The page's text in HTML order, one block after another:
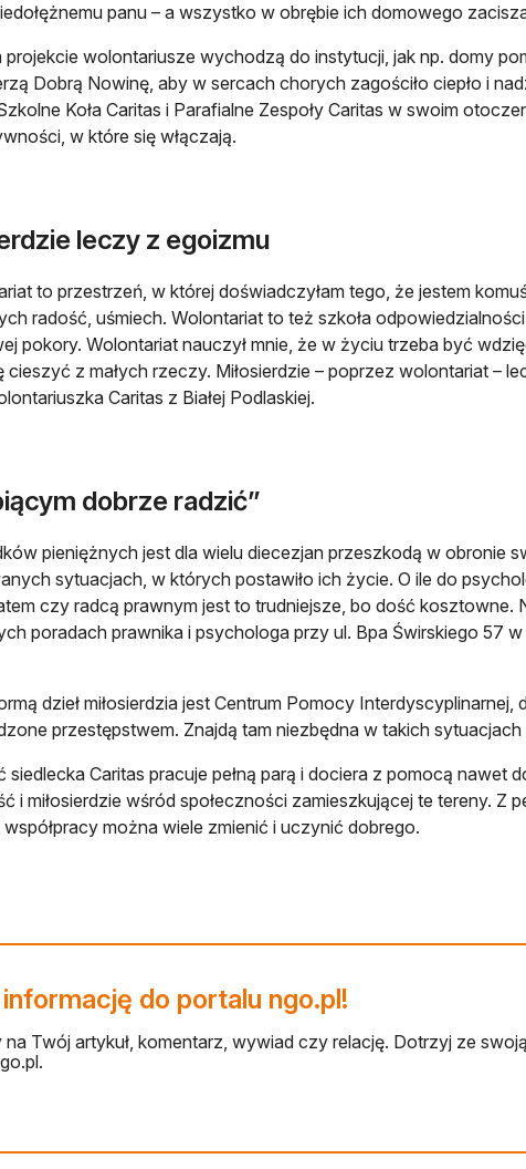
panu – a wszystko w obrębie ich domowego
projekcie wolontariusze wychodzą do instytucji, jak np. domy
Dobrą Nowinę, aby w sercach chorych zagościło ciepło i
Koła Caritas i Parafialne Zespoły Caritas w swoim
w które się włączają.
leczy z egoizmu
to przestrzeń, w której doświadczyłam tego, że jestem
radość, uśmiech. Wolontariat to też szkoła
pokory. Wolontariat nauczył mnie, że w życiu trzeba być
cieszyć z małych rzeczy. Miłosierdzie – poprzez wolontariat –
Caritas z Białej Podlaskiej.
dobrze radzić”
pieniężnych jest dla wielu diecezjan przeszkodą w obronie
sytuacjach, w których postawiło ich życie. O ile do
czy radcą prawnym jest to trudniejsze, bo dość kosztowne.
poradach prawnika i psychologa przy ul. Bpa Świrskiego 57
dzieł miłosierdzia jest Centrum Pomocy
przestępstwem. Znajdą tam niezbędna w takich sytuacjach
siedlecka Caritas pracuje pełną parą i dociera z pomocą nawet
i miłosierdzie wśród społeczności zamieszkującej te tereny. Z
współpracy można wiele zmienić i uczynić dobrego.
do portalu ngo.pl!
na Twój artykuł, komentarz, wywiad czy relację. Dotrzyj ze